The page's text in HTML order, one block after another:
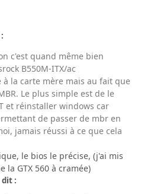
c'est quand même bien
B550M-ITX/ac
la carte mère mais au fait que
Le plus simple est de le
et réinstaller windows car
de passer de mbr en
jamais réussi à ce que cela
le bios le précise, (j'ai mis
la GTX 560 à cramée)
dit :